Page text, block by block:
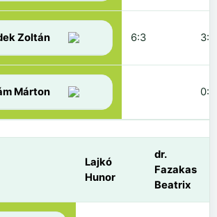
Zoltán 6:3 3:6
Márton 0:6
Lajkó
Hunor
dr.
Fazakas
Beatrix